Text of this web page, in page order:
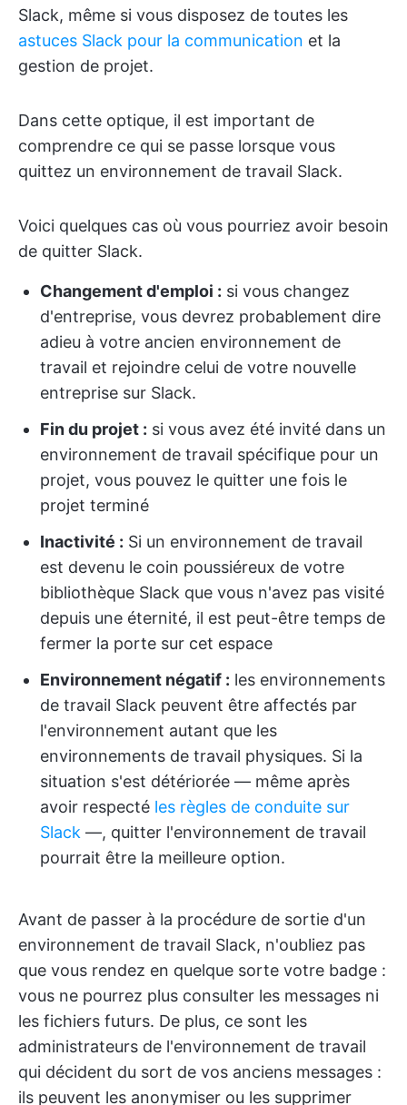
Slack, même si vous disposez de toutes les
astuces Slack pour la communication et la
gestion de projet.
Dans cette optique, il est important de
comprendre ce qui se passe lorsque vous
quittez un environnement de travail Slack.
Voici quelques cas où vous pourriez avoir besoin
de quitter Slack.
Changement d'emploi : si vous changez
d'entreprise, vous devrez probablement dire
adieu à votre ancien environnement de
travail et rejoindre celui de votre nouvelle
entreprise sur Slack.
Fin du projet : si vous avez été invité dans un
environnement de travail spécifique pour un
projet, vous pouvez le quitter une fois le
projet terminé
Inactivité : Si un environnement de travail
est devenu le coin poussiéreux de votre
bibliothèque Slack que vous n'avez pas visité
depuis une éternité, il est peut-être temps de
fermer la porte sur cet espace
Environnement négatif : les environnements
de travail Slack peuvent être affectés par
l'environnement autant que les
environnements de travail physiques. Si la
situation s'est détériorée — même après
avoir respecté les règles de conduite sur
Slack —, quitter l'environnement de travail
pourrait être la meilleure option.
Avant de passer à la procédure de sortie d'un
environnement de travail Slack, n'oubliez pas
que vous rendez en quelque sorte votre badge :
vous ne pourrez plus consulter les messages ni
les fichiers futurs. De plus, ce sont les
administrateurs de l'environnement de travail
qui décident du sort de vos anciens messages :
ils peuvent les anonymiser ou les supprimer